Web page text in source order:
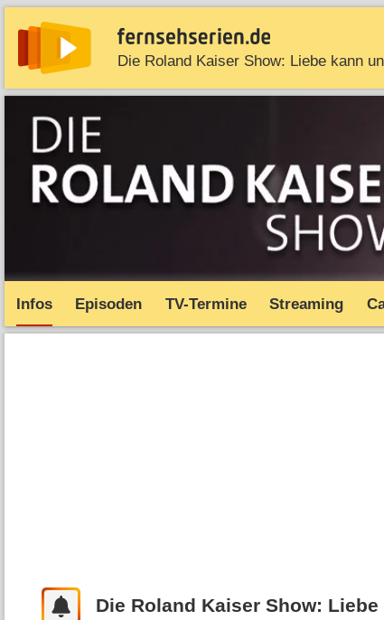
Die Roland Kaiser Show: Liebe kann
News Entdecken Streaming TV-Starts
Infos Episoden TV-Termine Streaming
Die Roland Kaiser Show: